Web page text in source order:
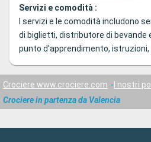
Servizi e comodità :
I servizi e le comodità includono
di biglietti, distributore di bevande
punto d'apprendimento, istruzioni,
Crociere www.crociere.com
I nostri
Crociere in partenza da Valencia